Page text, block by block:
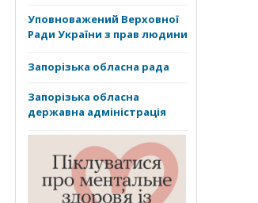
Уповноважений Верховної
Ради України з прав людини
Запорізька обласна рада
Запорізька обласна
державна адміністрація